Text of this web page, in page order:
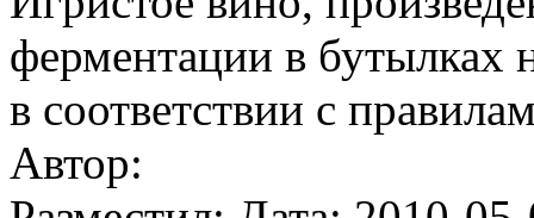
ферментации в бутылках
в соответствии с
Автор: